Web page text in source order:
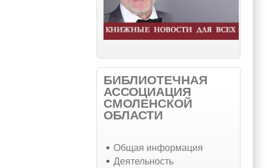
БИБЛИОТЕЧНАЯ
АССОЦИАЦИЯ
СМОЛЕНСКОЙ
ОБЛАСТИ
Общая информация
Деятельность